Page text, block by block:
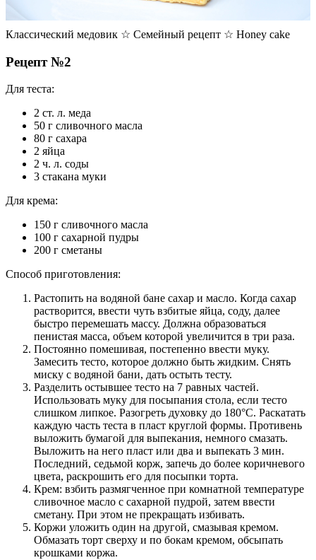
Классический медовик ☆ Семейный рецепт ☆ Honey cake
Рецепт №2
Для теста:
2 ст. л. меда
50 г сливочного масла
80 г сахара
2 яйца
2 ч. л. соды
3 стакана муки
Для крема:
150 г сливочного масла
100 г сахарной пудры
200 г сметаны
Способ приготовления:
Растопить на водяной бане сахар и масло. Когда сахар
растворится, ввести чуть взбитые яйца, соду, далее
быстро перемешать массу. Должна образоваться
пенистая масса, объем которой увеличится в три раза.
Постоянно помешивая, постепенно ввести муку.
Замесить тесто, которое должно быть жидким. Снять
миску с водяной бани, дать остыть тесту.
Разделить остывшее тесто на 7 равных частей.
Использовать муку для посыпания стола, если тесто
слишком липкое. Разогреть духовку до 180°С. Раскатать
каждую часть теста в пласт круглой формы. Противень
выложить бумагой для выпекания, немного смазать.
Выложить на него пласт или два и выпекать 3 мин.
Последний, седьмой корж, запечь до более коричневого
цвета, раскрошить его для посыпки торта.
Крем: взбить размягченное при комнатной температуре
сливочное масло с сахарной пудрой, затем ввести
сметану. При этом не прекращать избивать.
Коржи уложить один на другой, смазывая кремом.
Обмазать торт сверху и по бокам кремом, обсыпать
крошками коржа.